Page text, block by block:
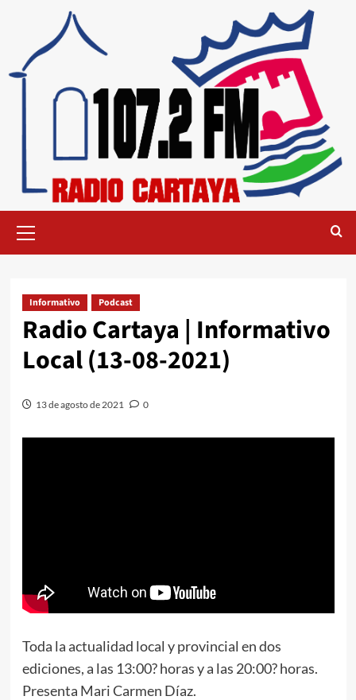
Informativo Podcast
Radio Cartaya | Informativo
Local (13-08-2021)
13 de agosto de 2021 0
Toda la actualidad local y provincial en dos
ediciones, a las 13:00? horas y a las 20:00? horas.
Presenta Mari Carmen Díaz.